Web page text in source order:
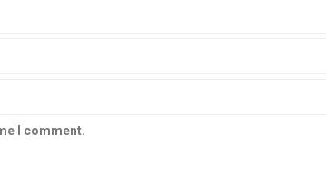
I comment.